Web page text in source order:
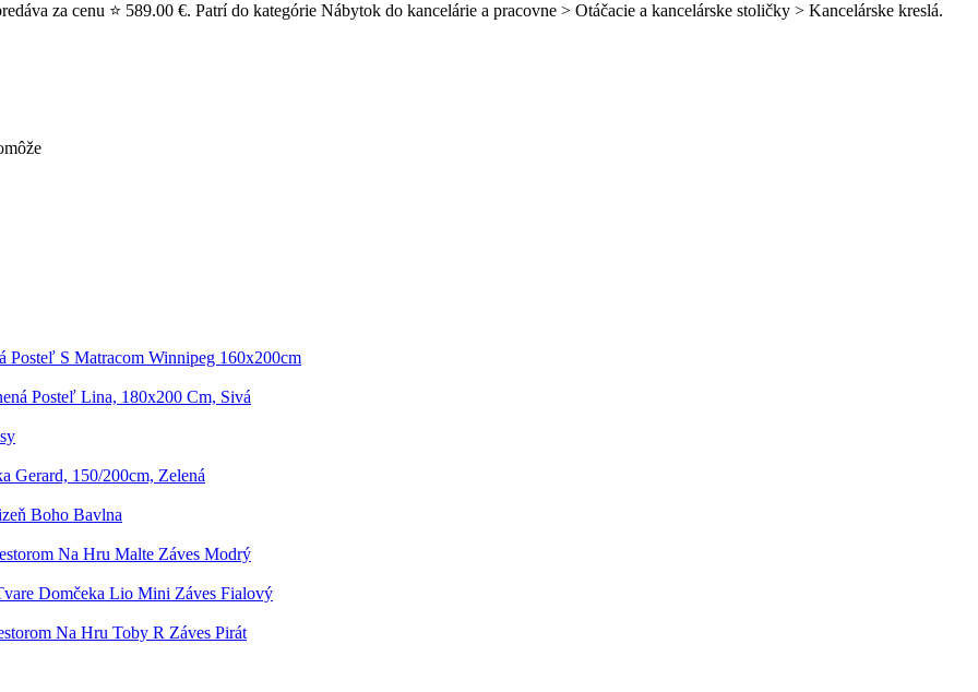
za cenu ⭐ 589.00 €. Patrí do kategórie Nábytok do kancelárie a pracovne > Otáčacie a kancelárske stoličky > Kancelárske kreslá.
Posteľ S Matracom Winnipeg 160x200cm
Posteľ Lina, 180x200 Cm, Sivá
Gerard, 150/200cm, Zelená
Boho Bavlna
Na Hru Malte Záves Modrý
Domčeka Lio Mini Záves Fialový
Na Hru Toby R Záves Pirát